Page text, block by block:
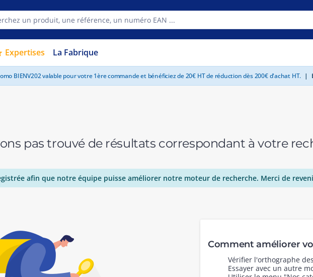
Expertises La Fabrique
BIENV202 valable pour votre 1ère commande et bénéficiez de 20€ HT de réduction dès 200€ d'achat HT. |
pas trouvé de résultats correspondant à votre
afin que notre équipe puisse améliorer notre moteur de recherche. Merci de
Comment améliorer
Vérifier l'orthographe
Essayer avec un autre